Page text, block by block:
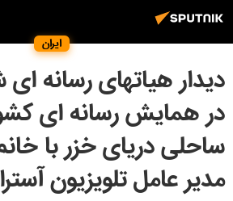
ایران
دیدار هیاتهای رسانه
در همایش رسانه ای
ساحلی دریای خزر با خانم
مدیر عامل تلویزیون